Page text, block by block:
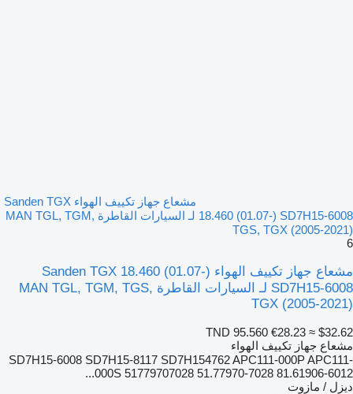
مشعاع جهاز تكييف الهواء Sanden TGX
18.460 (01.07-) SD7H15-6008 لـ السيارات القاطرة MAN TGL, TGM,
TGS, TGX (2005-2021)
6
مشعاع جهاز تكييف الهواء Sanden TGX 18.460 (01.07-)
SD7H15-6008 لـ السيارات القاطرة MAN TGL, TGM, TGS,
TGX (2005-2021)
TND 95.560 €28.23 ≈ $32.62
مشعاع جهاز تكييف الهواء
SD7H15-6008 SD7H15-8117 SD7H154762 APC111-000P APC111-
000S 51779707028 51.77970-7028 81.61906-6012...
ديزل / مازوت